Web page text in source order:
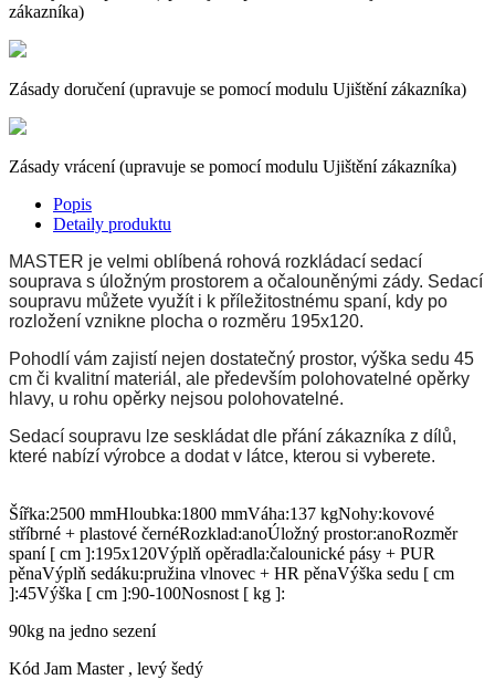
zákazníka)
Zásady doručení (upravuje se pomocí modulu Ujištění zákazníka)
Zásady vrácení (upravuje se pomocí modulu Ujištění zákazníka)
Popis
Detaily produktu
MASTER je velmi oblíbená rohová rozkládací sedací
souprava s úložným prostorem a očalouněnými zády. Sedací
soupravu můžete využít i k příležitostnému spaní, kdy po
rozložení vznikne plocha o rozměru 195x120.
Pohodlí vám zajistí nejen dostatečný prostor, výška sedu 45
cm či kvalitní materiál, ale především polohovatelné opěrky
hlavy, u rohu opěrky nejsou polohovatelné.
Sedací soupravu lze seskládat dle přání zákazníka z dílů,
které nabízí výrobce a dodat v látce, kterou si vyberete.
Šířka:2500 mmHloubka:1800 mmVáha:137 kgNohy:kovové
stříbrné + plastové černéRozklad:anoÚložný prostor:anoRozměr
spaní [ cm ]:195x120Výplň opěradla:čalounické pásy + PUR
pěnaVýplň sedáku:pružina vlnovec + HR pěnaVýška sedu [ cm
]:45Výška [ cm ]:90-100Nosnost [ kg ]:
90kg na jedno sezení
Kód Jam Master , levý šedý